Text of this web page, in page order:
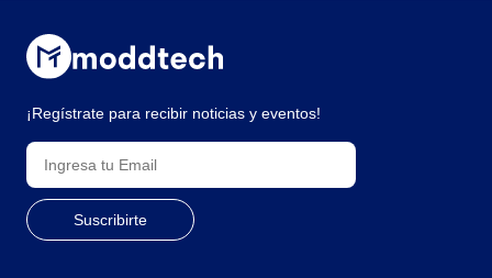
¡Regístrate para recibir noticias y eventos!